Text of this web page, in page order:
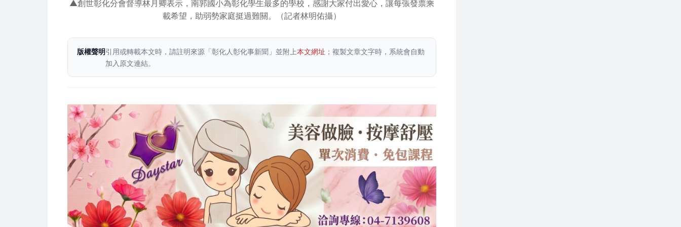
▲創世彰化分會督導林月卿表示，南郭國小為彰化學生最多的學校，感謝大家付出愛心，讓每張發票乘
載希望，助弱勢家庭挺過難關。（記者林明佑攝）
版權聲明引用或轉載本文時，請註明來源「彰化人彰化事新聞」並附上本文網址 ；複製文章文字時，系統會自動
加入原文連結。